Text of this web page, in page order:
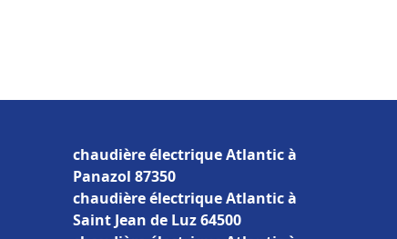
chaudière électrique Atlantic à
Panazol 87350
chaudière électrique Atlantic à
Saint Jean de Luz 64500